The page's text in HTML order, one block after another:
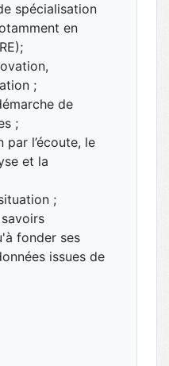
spécialisation
en
;
de
;
l’écoute, le
et la
;
fonder ses
issues de